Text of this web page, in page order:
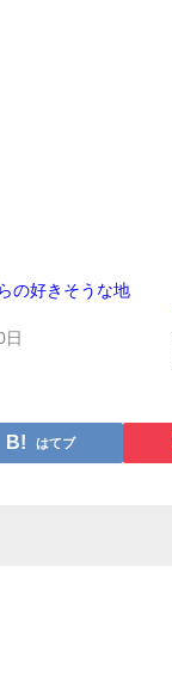
の好きそうな地
日
はてブ